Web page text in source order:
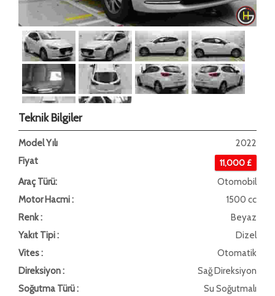
Teknik Bilgiler
Model Yılı
2022
Fiyat
11,000 £
Araç Türü:
Otomobil
Motor Hacmi :
1500 cc
Renk :
Beyaz
Yakıt Tipi :
Dizel
Vites :
Otomatik
Direksiyon :
Sağ Direksiyon
Soğutma Türü :
Su Soğutmalı